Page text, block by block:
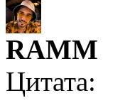
RAMM
Цитата: